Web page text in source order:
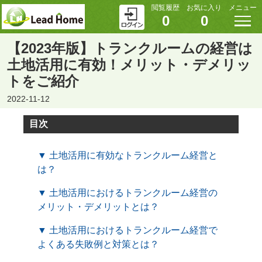
閲覧履歴
0
お気に入り
0
メニュー
【2023年版】トランクルームの経営は
土地活用に有効！メリット・デメリッ
トをご紹介
2022-11-12
目次
▼ 土地活用に有効なトランクルーム経営と
は？
▼ 土地活用におけるトランクルーム経営の
メリット・デメリットとは？
▼ 土地活用におけるトランクルーム経営で
よくある失敗例と対策とは？